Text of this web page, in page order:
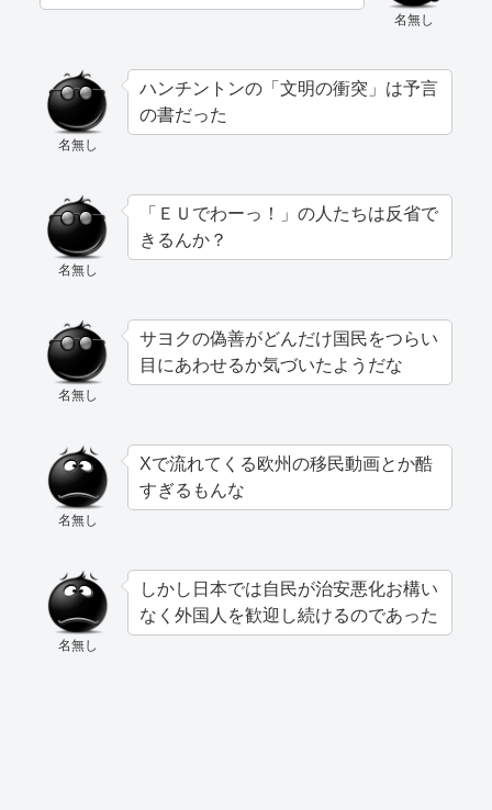
名無し
名無し
ハンチントンの「文明の衝突」は予言
の書だった
名無し
「ＥＵでわーっ！」の人たちは反省で
きるんか？
名無し
サヨクの偽善がどんだけ国民をつらい
目にあわせるか気づいたようだな
名無し
Xで流れてくる欧州の移民動画とか酷
すぎるもんな
名無し
しかし日本では自民が治安悪化お構い
なく外国人を歓迎し続けるのであった